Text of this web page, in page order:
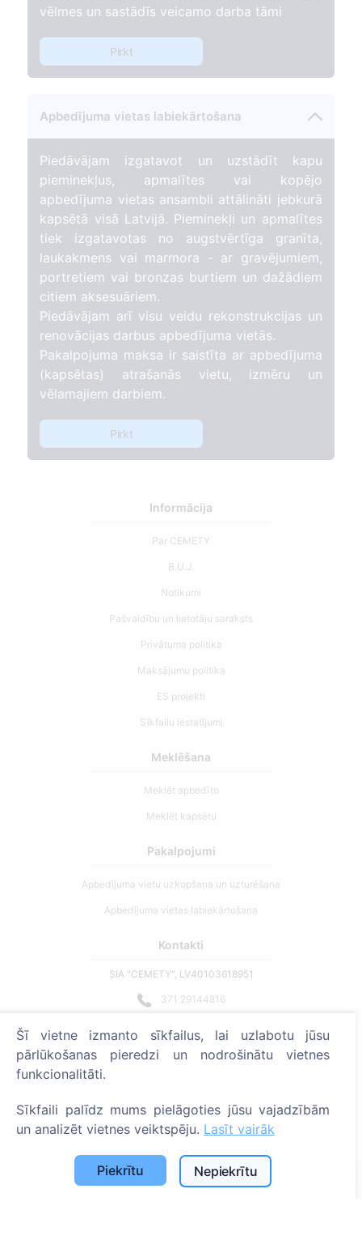
vēlmes un sastādīs veicamo darba tāmi
Pirkt
Apbedījuma vietas labiekārtošana
Piedāvājam izgatavot un uzstādīt kapu
pieminekļus, apmalītes vai kopējo
apbedījuma vietas ansambli attālināti jebkurā
kapsētā visā Latvijā. Pieminekļi un apmalītes
tiek izgatavotas no augstvērtīga granīta,
laukakmens vai marmora - ar gravējumiem,
portretiem vai bronzas burtiem un dažādiem
citiem aksesuāriem.
Piedāvājam arī visu veidu rekonstrukcijas un
renovācijas darbus apbedījuma vietās.
Pakalpojuma maksa ir saistīta ar apbedījuma
(kapsētas) atrašanās vietu, izmēru un
vēlamajiem darbiem.
Pirkt
Informācija
Par CEMETY
B.U.J.
Notikumi
Pašvaldību un lietotāju saraksts
Privātuma politika
Maksājumu politika
ES projekti
Sīkfailu iestatījumi
Meklēšana
Meklēt apbedīto
Meklēt kapsētu
Pakalpojumi
Apbedījuma vietu uzkopšana un uzturēšana
Apbedījuma vietas labiekārtošana
Kontakti
SIA "CEMETY", LV40103618951
371 29144816
Strādājam visā Latvijā!
Administratoriem
© 2013 - 2026 Cemety Visas tiesības aizsargātas
Privātuma politika un noteikumi.
Šī vietne izmanto sīkfailus, lai uzlabotu jūsu
pārlūkošanas pieredzi un nodrošinātu vietnes
funkcionalitāti.
Sīkfaili palīdz mums pielāgoties jūsu vajadzībām
un analizēt vietnes veiktspēju. Lasīt vairāk
Piekrītu Nepiekrītu